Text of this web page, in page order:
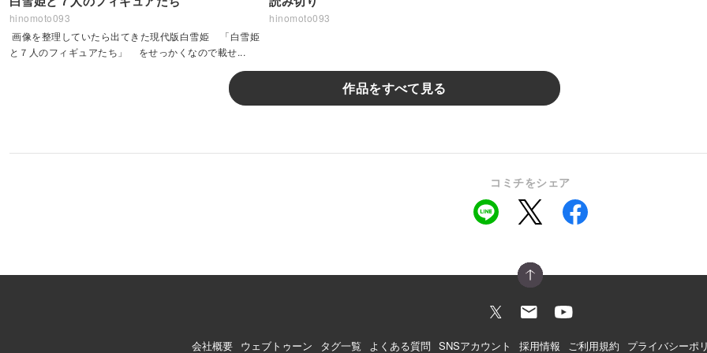
hinomoto093
画像を整理していたら出てきた現代版白雪姫 「白雪姫
と７人のフィギュアたち」 をせっかくなので載せ...
hinomoto093
作品をすべて見る
コミチをシェア
会社概要 ウェブトゥーン タグ一覧 よくある質問 SNSアカウント 採用情報 ご利用規約 プライバシーポ